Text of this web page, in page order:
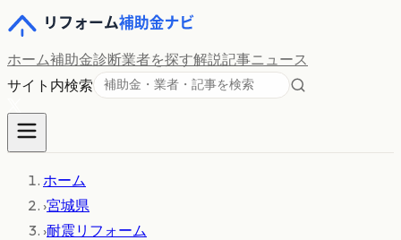
ホーム補助金診断業者を探す解説記事ニュース
サイト内検索
ホーム
›宮城県
›耐震リフォーム